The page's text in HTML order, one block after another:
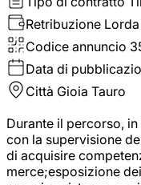
Retribuzione Lorda
Codice annuncio
Data di
Città Gioia Tauro
Durante il percorso,
con la supervisione
di acquisire
merce;esposizione